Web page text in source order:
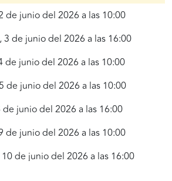
de junio del 2026 a las 10:00
3 de junio del 2026 a las 16:00
de junio del 2026 a las 10:00
de junio del 2026 a las 10:00
de junio del 2026 a las 16:00
de junio del 2026 a las 10:00
de junio del 2026 a las 16:00